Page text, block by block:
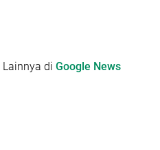
Lainnya di Google News